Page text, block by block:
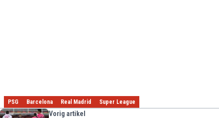
PSG Barcelona Real Madrid Super League
Vorig artikel